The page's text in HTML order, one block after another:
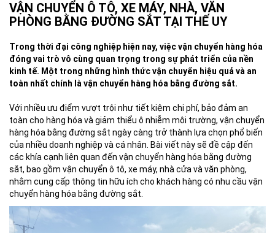
VẬN CHUYỂN Ô TÔ, XE MÁY, NHÀ, VĂN
PHÒNG BẰNG ĐƯỜNG SẮT TẠI THẾ UY
Trong thời đại công nghiệp hiện nay, việc vận chuyển hàng hóa
đóng vai trò vô cùng quan trọng trong sự phát triển của nền
kinh tế. Một trong những hình thức vận chuyển hiệu quả và an
toàn nhất chính là vận chuyển hàng hóa bằng đường sắt.
Với nhiều ưu điểm vượt trội như tiết kiệm chi phí, bảo đảm an
toàn cho hàng hóa và giảm thiểu ô nhiễm môi trường, vận chuyển
hàng hóa bằng đường sắt ngày càng trở thành lựa chọn phổ biến
của nhiều doanh nghiệp và cá nhân. Bài viết này sẽ đề cập đến
các khía cạnh liên quan đến vận chuyển hàng hóa bằng đường
sắt, bao gồm vận chuyển ô tô, xe máy, nhà cửa và văn phòng,
nhằm cung cấp thông tin hữu ích cho khách hàng có nhu cầu vận
chuyển hàng hóa bằng đường sắt.